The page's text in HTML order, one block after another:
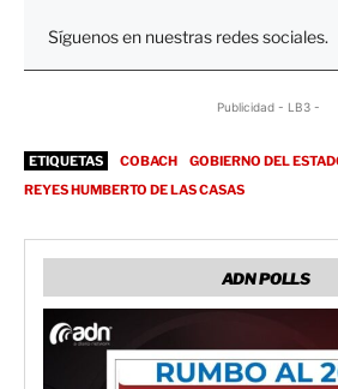
Síguenos en nuestras redes sociales.
Publicidad - LB3 -
ETIQUETAS COBACH
GOBIERNO DEL
REYES HUMBERTO DE LAS CASAS
ADN POLLS